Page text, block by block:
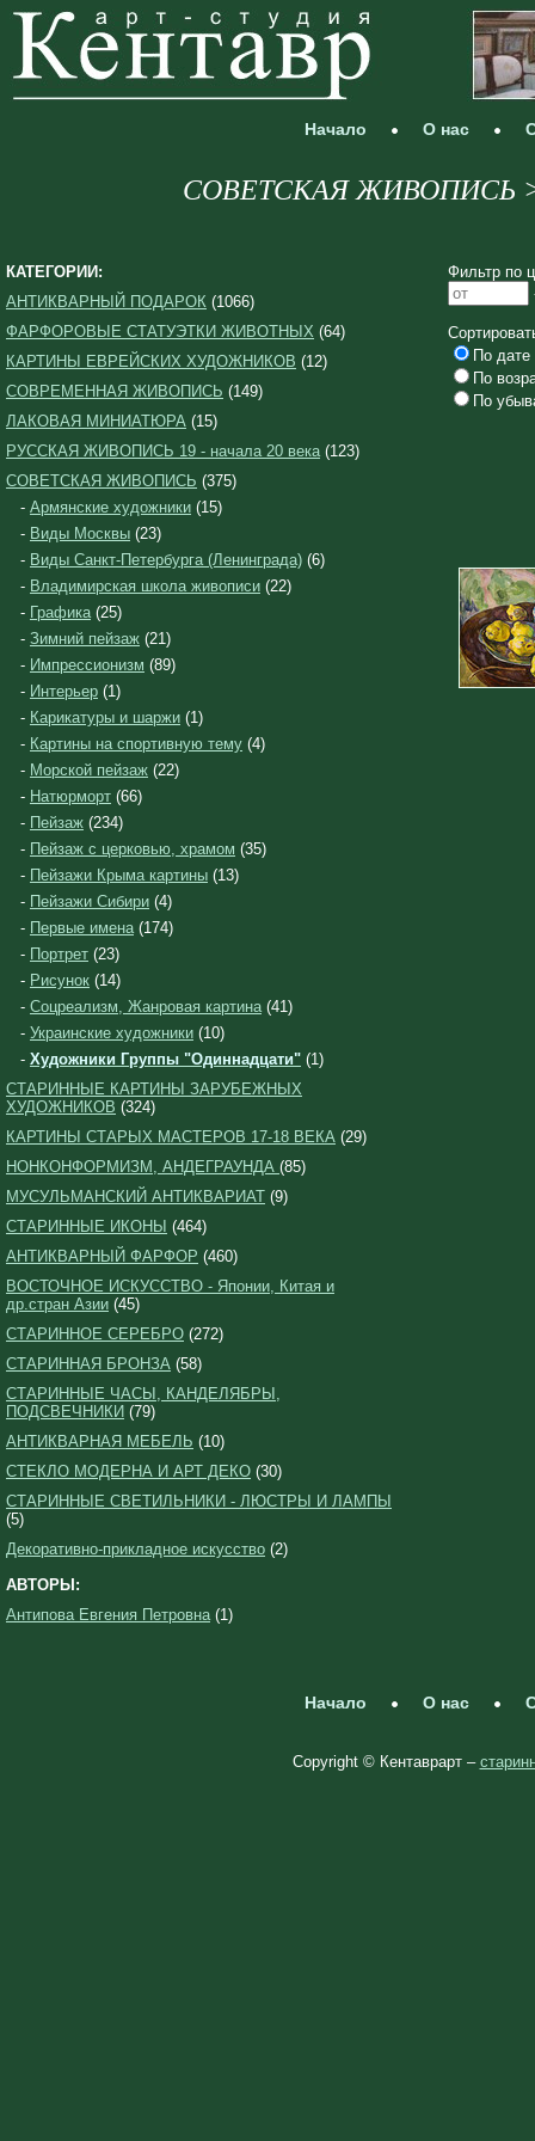
Начало О нас
СОВЕТСКАЯ ЖИВОПИСЬ >
КАТЕГОРИИ:
АНТИКВАРНЫЙ ПОДАРОК (1066)
ФАРФОРОВЫЕ СТАТУЭТКИ ЖИВОТНЫХ (64)
КАРТИНЫ ЕВРЕЙСКИХ ХУДОЖНИКОВ (12)
СОВРЕМЕННАЯ ЖИВОПИСЬ (149)
ЛАКОВАЯ МИНИАТЮРА (15)
РУССКАЯ ЖИВОПИСЬ 19 - начала 20 века(123)
СОВЕТСКАЯ ЖИВОПИСЬ (375)
- Армянские художники (15)
- Виды Москвы (23)
- Виды Санкт-Петербурга (Ленинграда) (6)
- Владимирская школа живописи (22)
- Графика(25)
- Зимний пейзаж (21)
- Импрессионизм (89)
- Интерьер (1)
- Карикатуры и шаржи (1)
- Картины на спортивную тему (4)
- Морской пейзаж (22)
- Натюрморт (66)
- Пейзаж (234)
- Пейзаж с церковью, храмом (35)
- Пейзажи Крыма картины (13)
- Пейзажи Сибири (4)
- Первые имена(174)
- Портрет (23)
- Рисунок (14)
- Соцреализм, Жанровая картина(41)
- Украинские художники (10)
- Художники Группы "Одиннадцати" (1)
СТАРИННЫЕ КАРТИНЫ ЗАРУБЕЖНЫХ
ХУДОЖНИКОВ (324)
КАРТИНЫ СТАРЫХ МАСТЕРОВ 17-18 ВЕКА (29)
НОНКОНФОРМИЗМ, АНДЕГРАУНДА (85)
МУСУЛЬМАНСКИЙ АНТИКВАРИАТ (9)
СТАРИННЫЕ ИКОНЫ (464)
АНТИКВАРНЫЙ ФАРФОР (460)
ВОСТОЧНОЕ ИСКУССТВО - Японии, Китая и
др.стран Азии (45)
СТАРИННОЕ СЕРЕБРО (272)
СТАРИННАЯ БРОНЗА (58)
СТАРИННЫЕ ЧАСЫ, КАНДЕЛЯБРЫ,
ПОДСВЕЧНИКИ (79)
АНТИКВАРНАЯ МЕБЕЛЬ (10)
СТЕКЛО МОДЕРНА И АРТ ДЕКО (30)
СТАРИННЫЕ СВЕТИЛЬНИКИ - ЛЮСТРЫ И ЛАМПЫ
(5)
Декоративно-прикладное искусство (2)
АВТОРЫ:
Антипова Евгения Петровна(1)
Фильтр по
По дате
По
По
Начало О нас
Copyright © Кентаврарт –